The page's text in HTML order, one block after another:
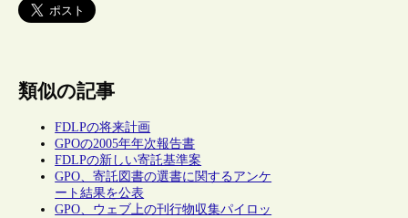
類似の記事
FDLPの将来計画
GPOの2005年年次報告書
FDLPの新しい寄託基準案
GPO、寄託図書の選書に関するアンケ
ート結果を公表
GPO、ウェブ上の刊行物収集パイロッ